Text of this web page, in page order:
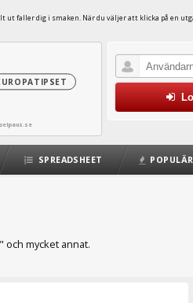
faller dig i smaken. När du väljer att klicka på en
SPREADSHEET
mycket annat.